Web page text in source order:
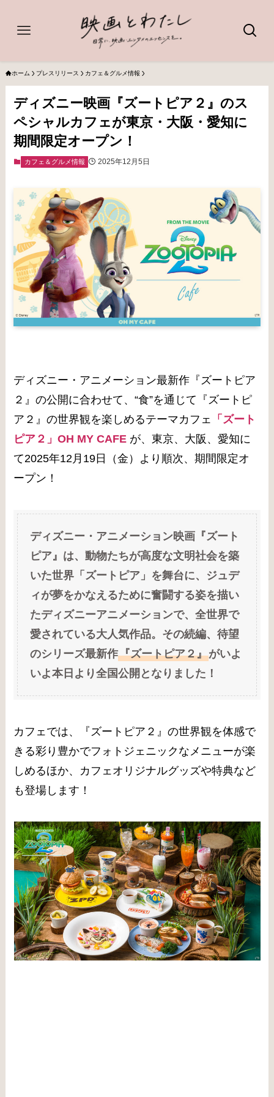
ホーム プレスリリース カフェ＆グルメ情報
ディズニー映画『ズートピア２』のス
ペシャルカフェが東京・大阪・愛知に
期間限定オープン！
カフェ＆グルメ情報 2025年12月5日
ディズニー・アニメーション最新作『ズートピア
２』の公開に合わせて、“食”を通じて『ズートピ
ア２』の世界観を楽しめるテーマカフェ 「ズート
ピア２」OH MY CAFE が、東京、大阪、愛知に
て2025年12月19日（金）より順次、期間限定オ
ープン！
ディズニー・アニメーション映画『ズート
ピア』は、動物たちが高度な文明社会を築
いた世界「ズートピア」を舞台に、ジュデ
ィが夢をかなえるために奮闘する姿を描い
たディズニーアニメーションで、全世界で
愛されている大人気作品。その続編、待望
のシリーズ最新作『ズートピア２』がいよ
いよ本日より全国公開となりました！
カフェでは、『ズートピア２』の世界観を体感で
きる彩り豊かでフォトジェニックなメニューが楽
しめるほか、カフェオリジナルグッズや特典など
も登場します！